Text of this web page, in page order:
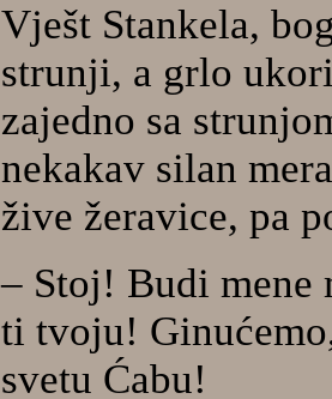
Vješt Stankela,
strunji, a grlo
zajedno sa
nekakav silan
žive žeravice, pa
– Stoj! Budi mene
ti tvoju!
svetu Ćabu!